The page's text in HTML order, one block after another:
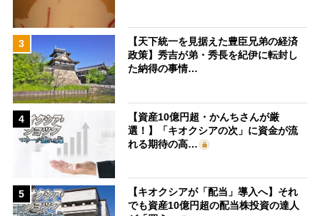
3
【天下統一を見据えた豊臣兄弟の経済
政策】秀吉が弟・秀長を紀伊に転封し
た納得の事情…
4
【資産10億円超・かんちさんが厳
選！】「キオクシアの次」に資金が流
れる期待の高…
5
【キオクシアが「配当」導入へ】それ
でも資産10億円超の配当株投資の達人